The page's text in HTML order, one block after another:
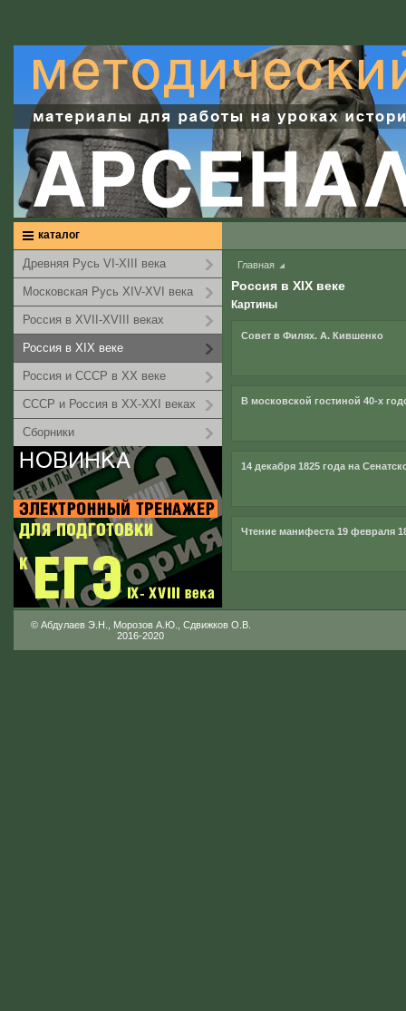
каталог
Древняя Русь VI-XIII века
Московская Русь XIV-XVI века
Россия в XVII-XVIII веках
Россия в XIX веке
Россия и СССР в XX веке
СССР и Россия в XX-XXI веках
Сборники
Главная
Россия в XIX веке
Картины
Совет в Филях. А. Кившенко
В московской гостиной 40-х
14 декабря 1825 года на
Чтение манифеста 19 февраля
© Абдулаев Э.Н., Морозов А.Ю., Сдвижков О.В.
2016-2020